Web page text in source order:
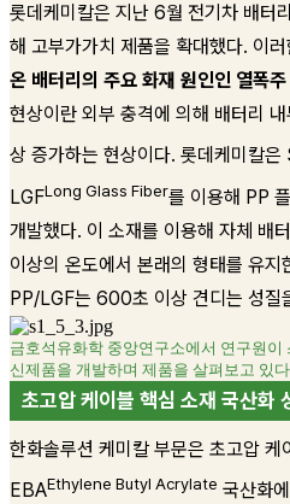
롯데케미칼은 지난 6월 전기차 배터
해 고부가가치 제품을 확대했다. 이
온 배터리의 주요 화재 원인인 열폭
현상이란 외부 충격에 의해 배터리
상 증가하는 현상이다. 롯데케미칼은
LGFLong Glass Fiber를 이용해 PP
개발했다. 이 소재를 이용해 자체 배
이상의 온도에서 본래의 형태를 유
PP/LGF는 600초 이상 견디는 성질
금호석유화학 중앙연구소에서 연구원이
신제품을 개발하며 제품을 살펴보고 있다.
초고압 케이블 핵심 소재 국산화
한화솔루션 케미칼 부문은 초고압 케
EBAEthylene Butyl Acrylate 국산화